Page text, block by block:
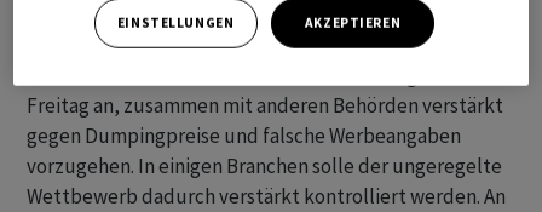
Auf dem Markt für E-Autos in der Volksrepublik tobt
derzeit ein Preiskrieg, der auch die Regierung in Peking
Freitag an, zusammen mit anderen Behörden verstärkt
gegen Dumpingpreise und falsche Werbeangaben
vorzugehen. In einigen Branchen solle der ungeregelte
Wettbewerb dadurch verstärkt kontrolliert werden. An
EINSTELLUNGEN AKZEPTIEREN